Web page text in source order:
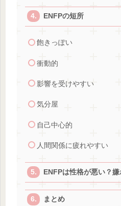
ENFPの短所
飽きっぽい
衝動的
影響を受けやすい
気分屋
自己中心的
人間関係に疲れやすい
ENFPは性格が悪い？
まとめ